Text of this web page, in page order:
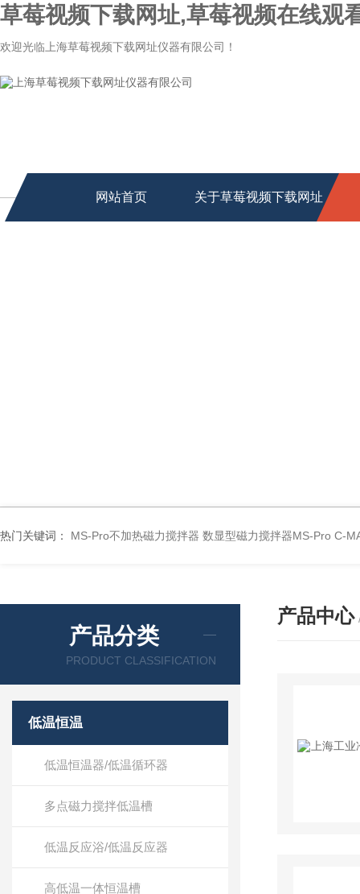
草莓视频下载网址,草莓视频在线观
欢迎光临上海草莓视频下载网址仪器有限公司！
网站首页 关于草莓视频下载网址
热门关键词： MS-Pro不加热磁力搅拌器 数显型磁力搅拌器MS-Pro C-
产品分类
PRODUCT CLASSIFICATION
低温恒温
低温恒温器/低温循环器
多点磁力搅拌低温槽
低温反应浴/低温反应器
高低温一体恒温槽
产品中心